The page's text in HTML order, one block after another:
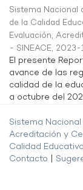
Sistema Nacional
de la Calidad
Evaluación,
- SINEACE, 2023-
El presente
avance de las
calidad de la
a octubre del
Sistema Nacional
Acreditación y
Calidad Educativa
Contacto